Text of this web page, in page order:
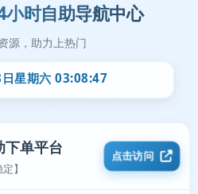
时自助导航中心
源，助力上热门
星期六 03:08:47
下单平台
】
点击访问